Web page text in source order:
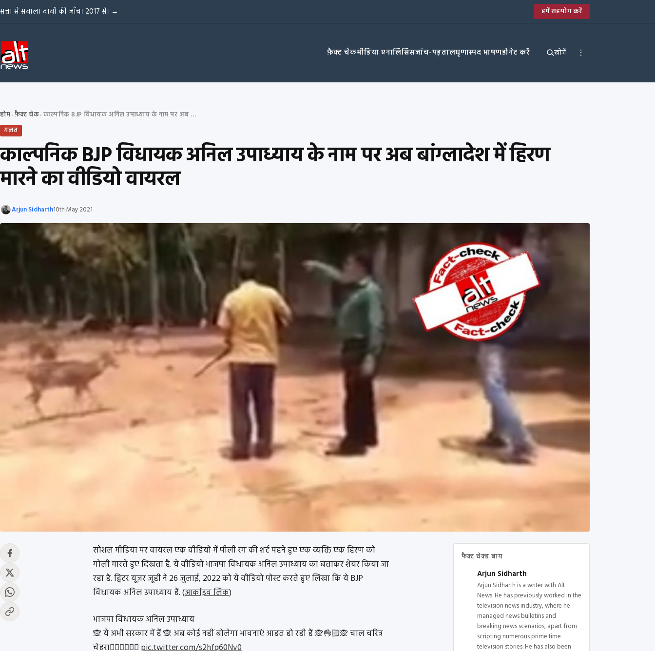
Skip to content
सत्ता से सवाल। दावों की जाँच। 2017 से। → हमें सहयोग करें
फ़ैक्ट चेकमीडिया एनालिसिसजांच-पड़तालघृणास्पद भाषणडोनेट करें खोजें
होम› फ़ैक्ट चेक›
काल्पनिक BJP विधायक अनिल उपाध्याय के नाम पर अब बांग्लादेश में हिरण मारने का वीडियो वायरल
ग़लत
काल्पनिक BJP विधायक अनिल उपाध्याय के नाम पर अब बांग्लादेश में हिरण
मारने का वीडियो वायरल
Arjun Sidharth10th May 2021
सोशल मीडिया पर वायरल एक वीडियो में पीली रंग की शर्ट पहने हुए एक व्यक्ति एक हिरण को
गोली मारते हुए दिखता है. ये वीडियो भाजपा विधायक अनिल उपाध्याय का बताकर शेयर किया जा
रहा है. ट्विटर यूज़र जूही ने 26 जुलाई, 2022 को ये वीडियो पोस्ट करते हुए लिखा कि ये BJP
विधायक अनिल उपाध्याय हैं. (आर्काइव लिंक)
भाजपा विधायक अनिल उपाध्याय
🙊 ये अभी सरकार में हैं 🙊 अब कोई नहीं बोलेगा भावनाएं आहत हो रही हैं 🙊👌🏻🙊 चाल चरित्र
चेहरा👇🏻😭😭😭😭 pic.twitter.com/s2hfq60Nv0
फैक्ट चेक्ड बाय
Arjun Sidharth
Arjun Sidharth is a writer with Alt
News. He has previously worked in the
television news industry, where he
managed news bulletins and
breaking news scenarios, apart from
scripting numerous prime time
television stories. He has also been